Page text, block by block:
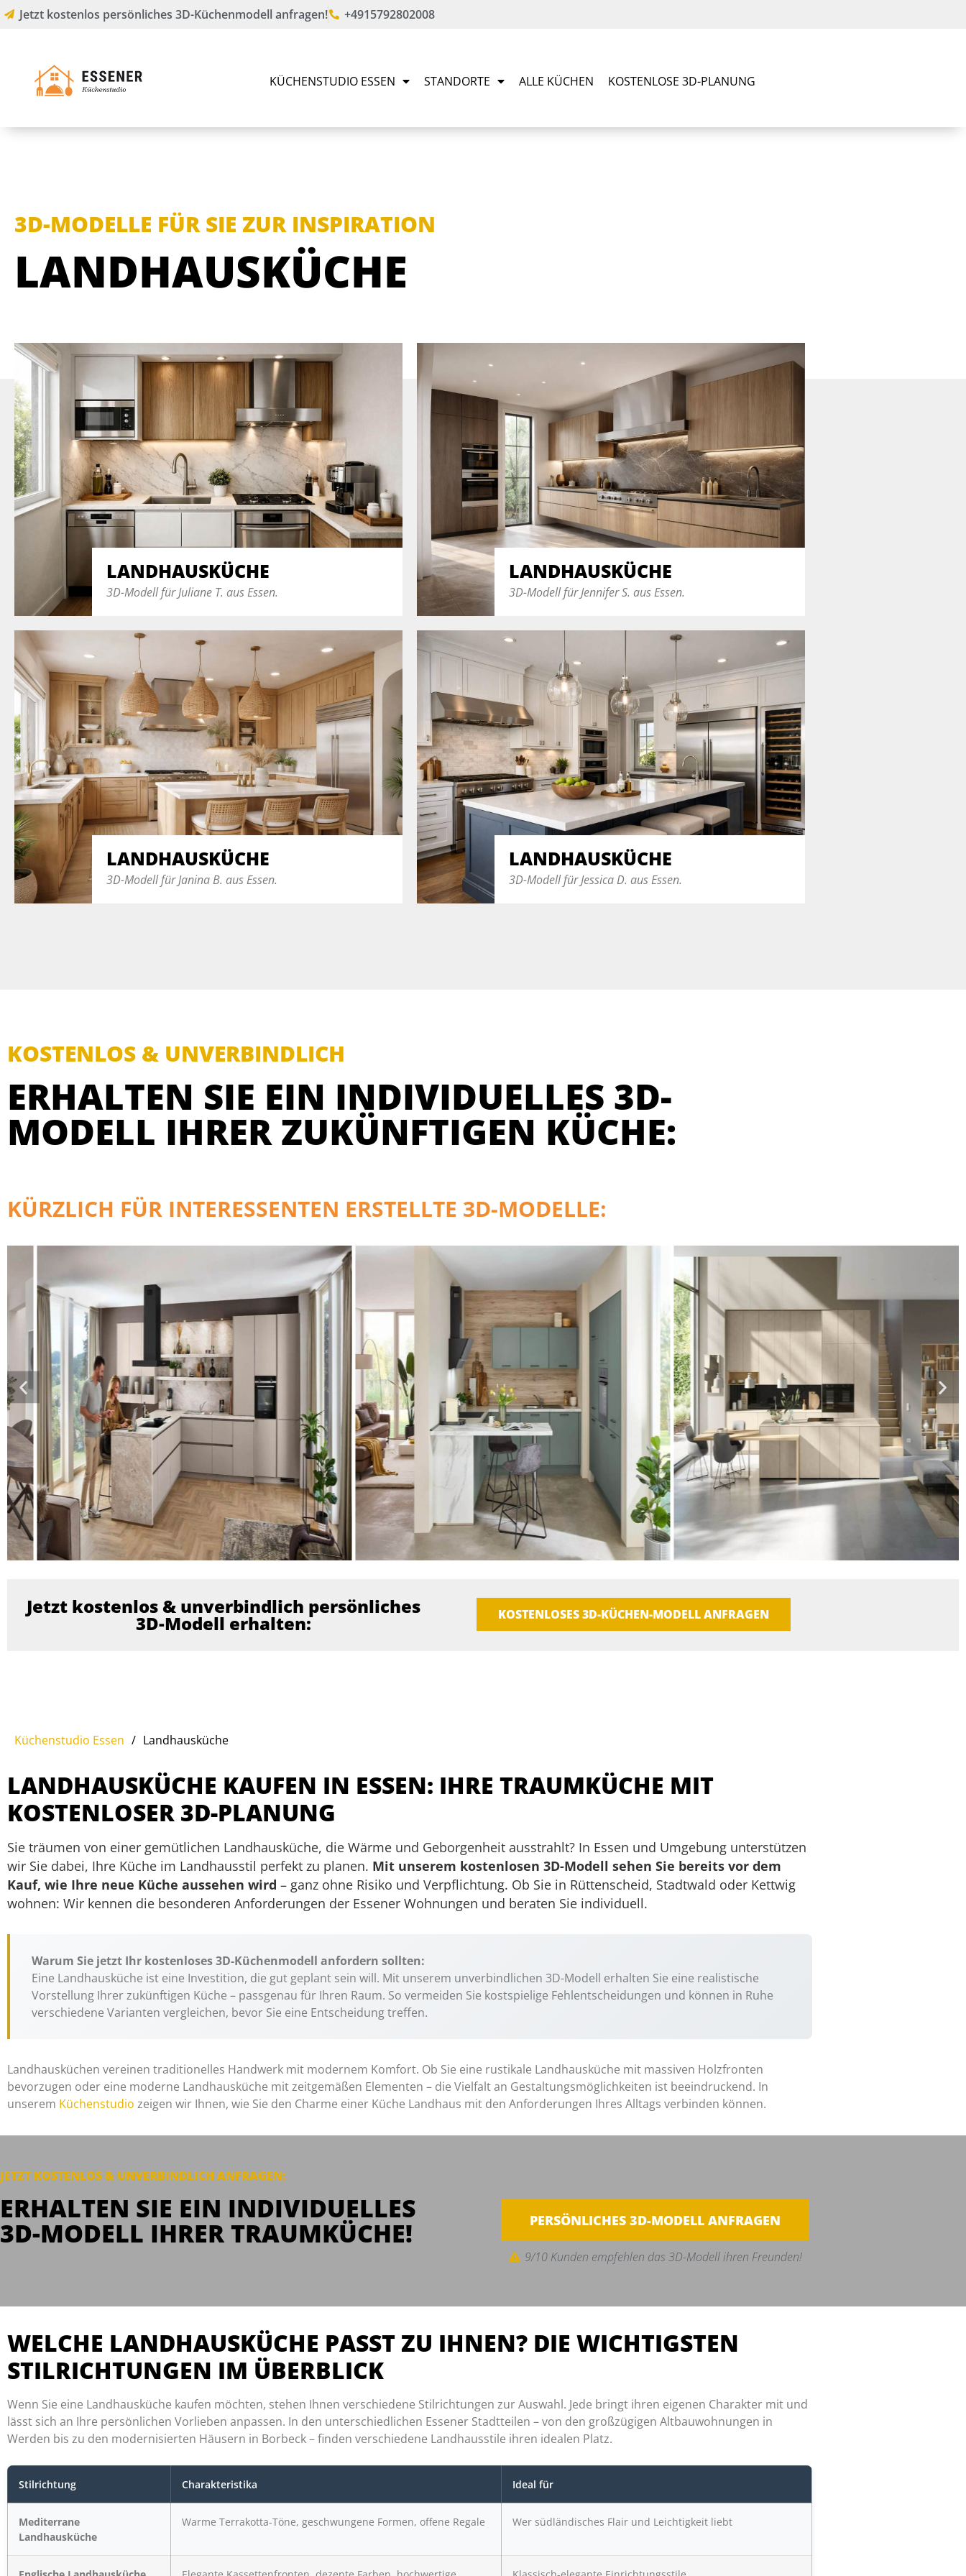
Jetzt kostenlos persönliches 3D-Küchenmodell anfragen! +4915792802008
KÜCHENSTUDIO ESSEN STANDORTE ALLE KÜCHEN KOSTENLOSE 3D-PLANUNG
3D-MODELLE FÜR SIE ZUR INSPIRATION
LANDHAUSKÜCHE
LANDHAUSKÜCHE
3D-Modell für Juliane T. aus Essen.
LANDHAUSKÜCHE
3D-Modell für Jennifer S. aus Essen.
LANDHAUSKÜCHE
3D-Modell für Janina B. aus Essen.
LANDHAUSKÜCHE
3D-Modell für Jessica D. aus Essen.
KOSTENLOS & UNVERBINDLICH
ERHALTEN SIE EIN INDIVIDUELLES 3D-
MODELL IHRER ZUKÜNFTIGEN KÜCHE:
KÜRZLICH FÜR INTERESSENTEN ERSTELLTE 3D-MODELLE:
Jetzt kostenlos & unverbindlich persönliches
3D-Modell erhalten: KOSTENLOSES 3D-KÜCHEN-MODELL ANFRAGEN
Küchenstudio Essen / Landhausküche
LANDHAUSKÜCHE KAUFEN IN ESSEN: IHRE TRAUMKÜCHE MIT
KOSTENLOSER 3D-PLANUNG
Sie träumen von einer gemütlichen Landhausküche, die Wärme und Geborgenheit ausstrahlt? In Essen und Umgebung unterstützen
wir Sie dabei, Ihre Küche im Landhausstil perfekt zu planen. Mit unserem kostenlosen 3D-Modell sehen Sie bereits vor dem
Kauf, wie Ihre neue Küche aussehen wird – ganz ohne Risiko und Verpflichtung. Ob Sie in Rüttenscheid, Stadtwald oder Kettwig
wohnen: Wir kennen die besonderen Anforderungen der Essener Wohnungen und beraten Sie individuell.
Warum Sie jetzt Ihr kostenloses 3D-Küchenmodell anfordern sollten:
Eine Landhausküche ist eine Investition, die gut geplant sein will. Mit unserem unverbindlichen 3D-Modell erhalten Sie eine realistische
Vorstellung Ihrer zukünftigen Küche – passgenau für Ihren Raum. So vermeiden Sie kostspielige Fehlentscheidungen und können in Ruhe
verschiedene Varianten vergleichen, bevor Sie eine Entscheidung treffen.
Landhausküchen vereinen traditionelles Handwerk mit modernem Komfort. Ob Sie eine rustikale Landhausküche mit massiven Holzfronten
bevorzugen oder eine moderne Landhausküche mit zeitgemäßen Elementen – die Vielfalt an Gestaltungsmöglichkeiten ist beeindruckend. In
unserem Küchenstudio zeigen wir Ihnen, wie Sie den Charme einer Küche Landhaus mit den Anforderungen Ihres Alltags verbinden können.
JETZT KOSTENLOS & UNVERBINDLICH ANFRAGEN:
ERHALTEN SIE EIN INDIVIDUELLES
3D-MODELL IHRER TRAUMKÜCHE! PERSÖNLICHES 3D-MODELL ANFRAGEN
9/10 Kunden empfehlen das 3D-Modell ihren Freunden!
WELCHE LANDHAUSKÜCHE PASST ZU IHNEN? DIE WICHTIGSTEN
STILRICHTUNGEN IM ÜBERBLICK
Wenn Sie eine Landhausküche kaufen möchten, stehen Ihnen verschiedene Stilrichtungen zur Auswahl. Jede bringt ihren eigenen Charakter mit und
lässt sich an Ihre persönlichen Vorlieben anpassen. In den unterschiedlichen Essener Stadtteilen – von den großzügigen Altbauwohnungen in
Werden bis zu den modernisierten Häusern in Borbeck – finden verschiedene Landhausstile ihren idealen Platz.
Stilrichtung Charakteristika Ideal für
Mediterrane
Landhausküche
Warme Terrakotta-Töne, geschwungene Formen, offene Regale Wer südländisches Flair und Leichtigkeit liebt